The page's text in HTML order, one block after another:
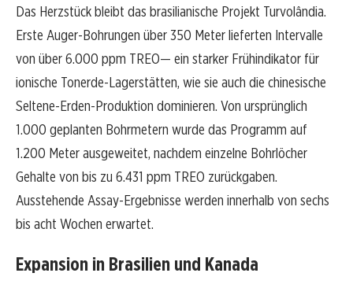
Das Herzstück bleibt das brasilianische Projekt Turvolândia.
Erste Auger-Bohrungen über 350 Meter lieferten Intervalle
von über 6.000 ppm TREO— ein starker Frühindikator für
ionische Tonerde-Lagerstätten, wie sie auch die chinesische
Seltene-Erden-Produktion dominieren. Von ursprünglich
1.000 geplanten Bohrmetern wurde das Programm auf
1.200 Meter ausgeweitet, nachdem einzelne Bohrlöcher
Gehalte von bis zu 6.431 ppm TREO zurückgaben.
Ausstehende Assay-Ergebnisse werden innerhalb von sechs
bis acht Wochen erwartet.
Expansion in Brasilien und Kanada